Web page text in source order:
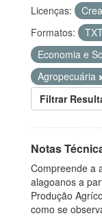
Licenças:
Formatos:
Economia e
Agropecuária
Filtrar
Notas
Compreende a
alagoanos a
Produção
como se